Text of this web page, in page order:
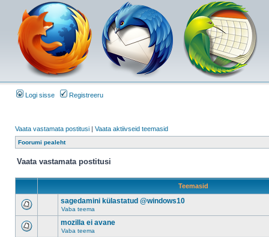
Logi sisse Registreeru
Vaata vastamata postitusi | Vaata aktiivseid teemasid
Foorumi pealeht
Vaata vastamata postitusi
Teemasid
sagedamini külastatud @windows10
Vaba teema
mozilla ei avane
Vaba teema